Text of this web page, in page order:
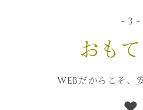
- 3 -
おも
WEBだからこそ、